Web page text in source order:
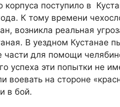
корпуса поступило в
К тому времени
возникла реальная
В уездном Кустанае
части для помощи
успеха эти попытки не
воевать на стороне
в бой.